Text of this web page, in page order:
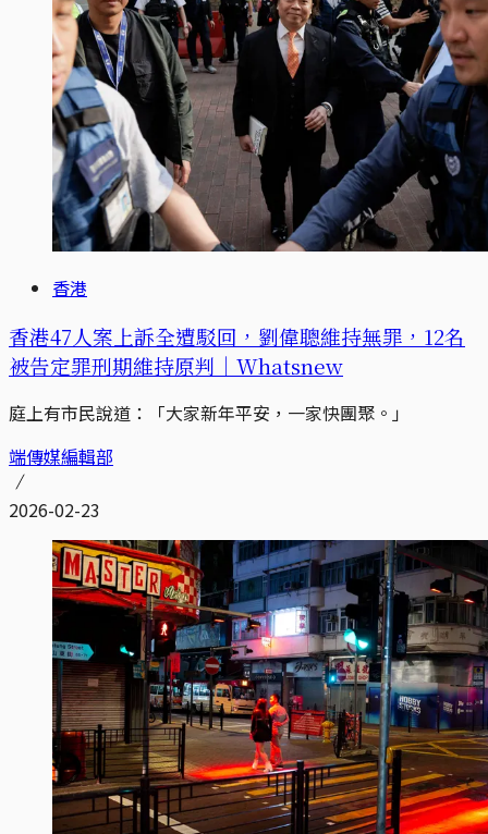
香港
香港47人案上訴全遭駁回，劉偉聰維持無罪，12名
被告定罪刑期維持原判｜Whatsnew
庭上有市民說道：「大家新年平安，一家快團聚。」
端傳媒編輯部
2026-02-23